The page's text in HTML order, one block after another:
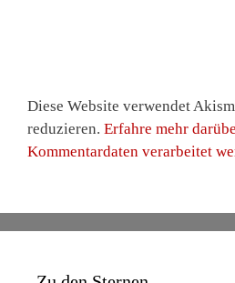
Diese Website verwendet
reduzieren. Erfahre mehr
Kommentardaten verarbeitet